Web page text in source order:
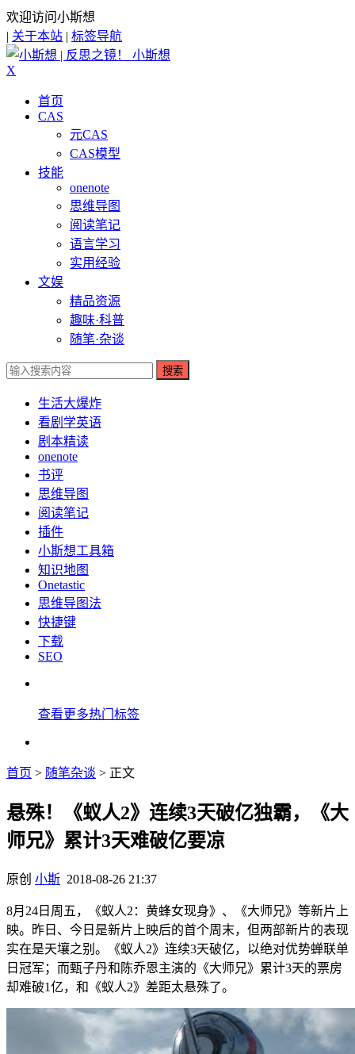
欢迎访问小斯想
| 关于本站 | 标签导航
小斯想
X
首页
CAS
元CAS
CAS模型
技能
onenote
思维导图
阅读笔记
语言学习
实用经验
文娱
精品资源
趣味·科普
随笔·杂谈
搜索
生活大爆炸
看剧学英语
剧本精读
onenote
书评
思维导图
阅读笔记
插件
小斯想工具箱
知识地图
Onetastic
思维导图法
快捷键
下载
SEO
查看更多热门标签
首页 > 随笔杂谈 > 正文
悬殊！《蚁人2》连续3天破亿独霸，《大
师兄》累计3天难破亿要凉
原创 小斯 2018-08-26 21:37
8月24日周五，《蚁人2：黄蜂女现身》、《大师兄》等新片上
映。昨日、今日是新片上映后的首个周末，但两部新片的表现
实在是天壤之别。《蚁人2》连续3天破亿，以绝对优势蝉联单
日冠军；而甄子丹和陈乔恩主演的《大师兄》累计3天的票房
却难破1亿，和《蚁人2》差距太悬殊了。